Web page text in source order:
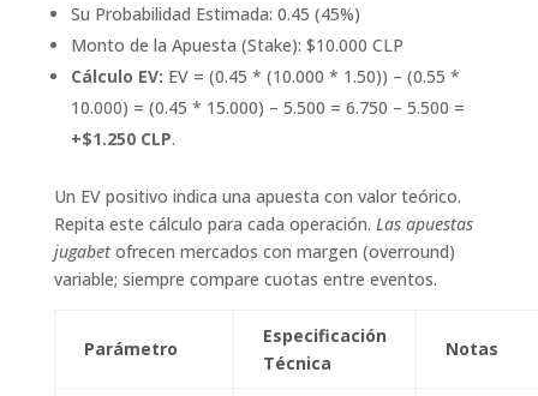
Su Probabilidad Estimada: 0.45 (45%)
Monto de la Apuesta (Stake): $10.000 CLP
Cálculo EV: EV = (0.45 * (10.000 * 1.50)) – (0.55 *
10.000) = (0.45 * 15.000) – 5.500 = 6.750 – 5.500 =
+$1.250 CLP.
Un EV positivo indica una apuesta con valor teórico.
Repita este cálculo para cada operación. Las apuestas
jugabetofrecen mercados con margen (overround)
variable; siempre compare cuotas entre eventos.
Parámetro
Especificación
Técnica
Notas